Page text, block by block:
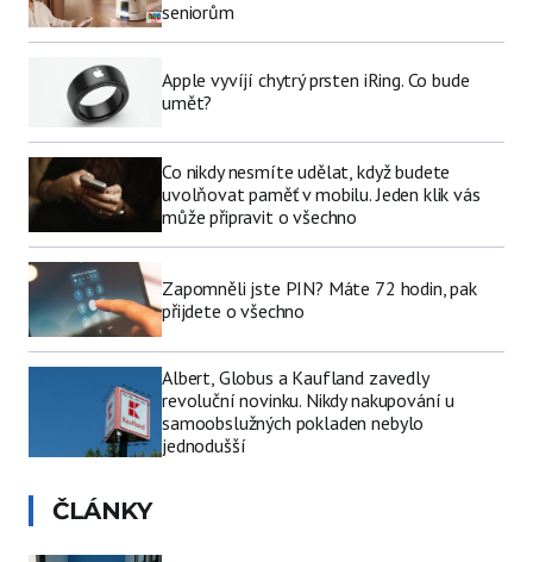
seniorům
Apple vyvíjí chytrý prsten iRing. Co bude
umět?
Co nikdy nesmíte udělat, když budete
uvolňovat paměť v mobilu. Jeden klik vás
může připravit o všechno
Zapomněli jste PIN? Máte 72 hodin, pak
přijdete o všechno
Albert, Globus a Kaufland zavedly
revoluční novinku. Nikdy nakupování u
samoobslužných pokladen nebylo
jednodušší
ČLÁNKY